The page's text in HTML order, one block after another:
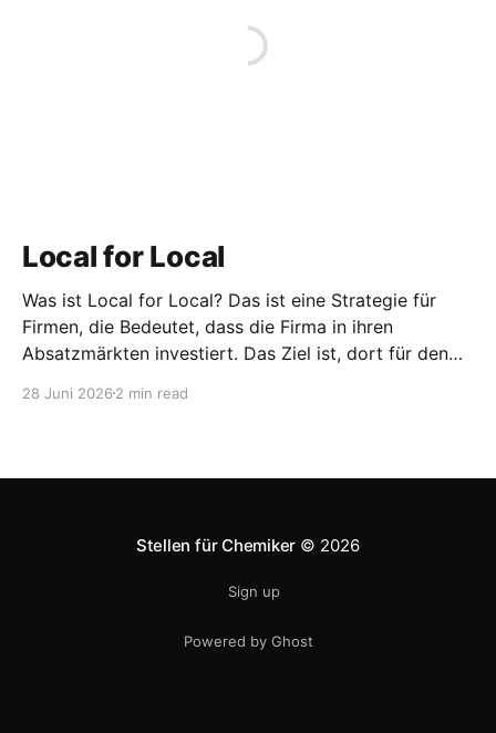
Local for Local
Was ist Local for Local? Das ist eine Strategie für
Firmen, die Bedeutet, dass die Firma in ihren
Absatzmärkten investiert. Das Ziel ist, dort für den
entwickeln. Diese Strategie ist von Toyota bekannt,
28 Juni 2026 2 min read
Stellen für Chemiker © 2026
Sign up
Powered by Ghost